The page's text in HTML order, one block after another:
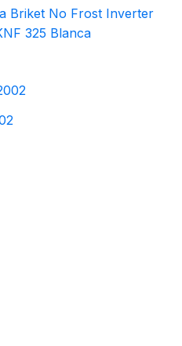
Briket No Frost Inverter
325 Blanca